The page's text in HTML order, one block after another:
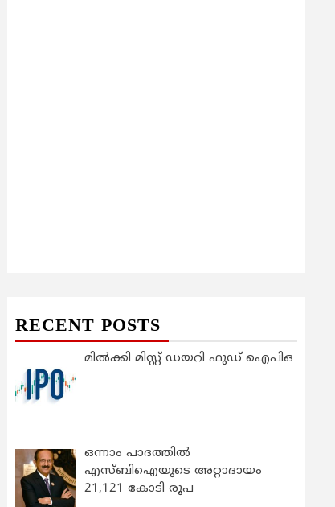
RECENT POSTS
മിൽക്കി മിസ്റ്റ് ഡയറി ഫുഡ് ഐപിഒ
ഒന്നാം പാദത്തിൽ
എസ്ബിഐയുടെ അറ്റാദായം
21,121 കോടി രൂപ